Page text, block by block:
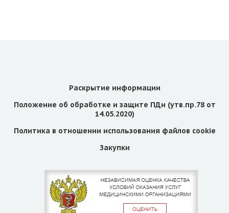
Раскрытие информации
Положение об обработке и защите ПДн (утв.пр.78 от
14.05.2020)
Политика в отношении использования файлов cookie
Закупки